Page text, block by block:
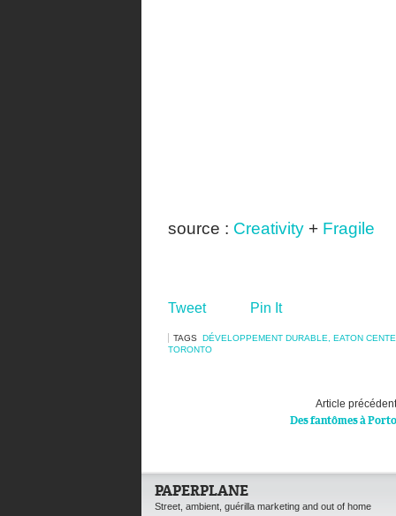
source : Creativity + Fragile
Tweet Pin It
TAGS DÉVELOPPEMENT DURABLE
EATON
TORONTO
Article précédent
Des fantômes à Porto
PAPERPLANE
Street, ambient, guérilla marketing and out of home